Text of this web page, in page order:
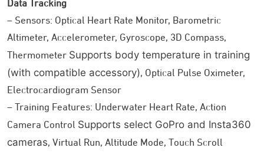
Data Tracking
– Sensors: Optical Heart Rate Monitor, Barometric
Altimeter, Accelerometer, Gyroscope, 3D Compass,
Thermometer Supports body temperature in training
(with compatible accessory), Optical Pulse Oximeter,
Electrocardiogram Sensor
– Training Features: Underwater Heart Rate, Action
Camera Control Supports select GoPro and Insta360
cameras, Virtual Run, Altitude Mode, Touch Scroll